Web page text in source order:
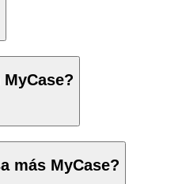
más MyCase?